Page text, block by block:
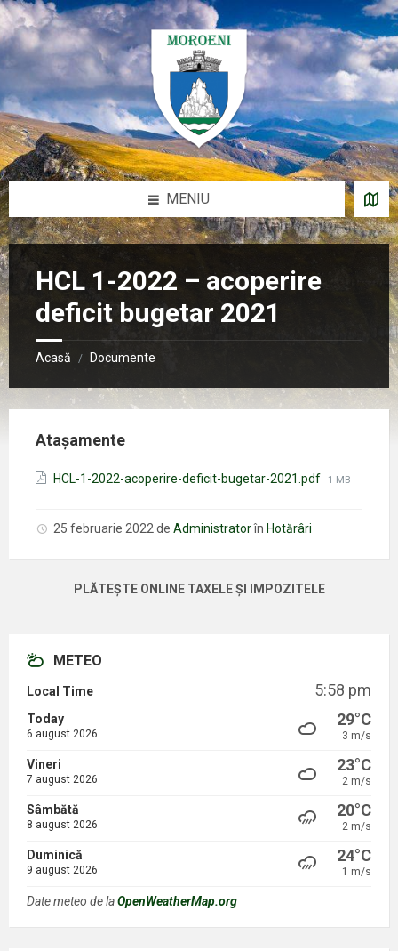
Sari
la
conținut
Salt
la
bara
laterală
stângă
Salt
la
bara
laterală
dreaptă
Salt
la
subsol
MENIU
HCL 1-2022 – acoperire
deficit bugetar 2021
Acasă / Documente
Atașamente
HCL-1-2022-acoperire-deficit-bugetar-2021.pdf Mărimea
1 MB
25 februarie 2022 de Administratorîn Hotărâri
PLĂTEȘTE ONLINE TAXELE ȘI IMPOZITELE
METEO
Local Time 5:58 pm
Today
6 august 2026
29°C
3 m/s
Vineri
7 august 2026
23°C
2 m/s
Sâmbătă
8 august 2026
20°C
2 m/s
Duminică
9 august 2026
24°C
1 m/s
Date meteo de laOpenWeatherMap.org